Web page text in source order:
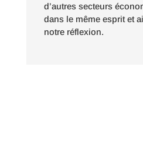
d’autres secteurs
dans le même esprit et
notre réflexion.